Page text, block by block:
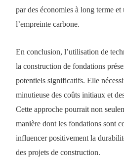
par des économies à long terme
l’empreinte carbone.
En conclusion, l’utilisation de
la construction de fondations
potentiels significatifs. Elle
minutieuse des coûts initiaux et
Cette approche pourrait non
manière dont les fondations sont
influencer positivement la
des projets de construction.